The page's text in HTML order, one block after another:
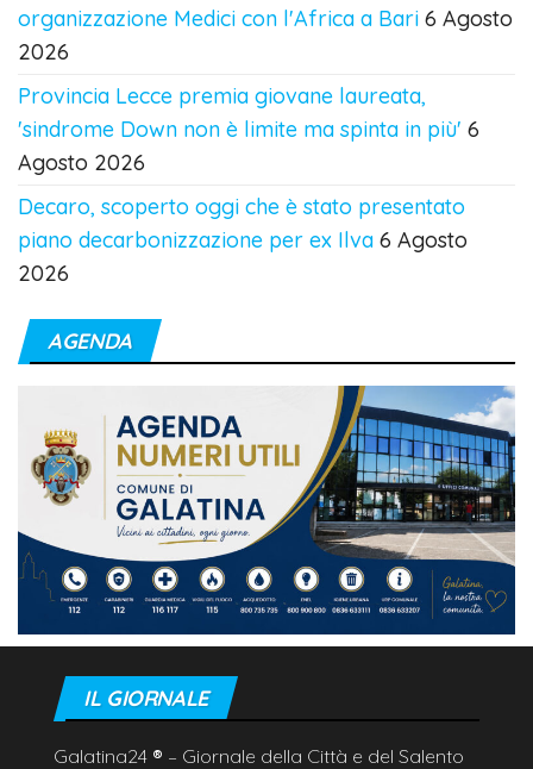
organizzazione Medici con l'Africa a Bari 6 Agosto
2026
Provincia Lecce premia giovane laureata,
'sindrome Down non è limite ma spinta in più' 6
Agosto 2026
Decaro, scoperto oggi che è stato presentato
piano decarbonizzazione per ex Ilva 6 Agosto
2026
AGENDA
IL GIORNALE
Galatina24 ® – Giornale della Città e del Salento